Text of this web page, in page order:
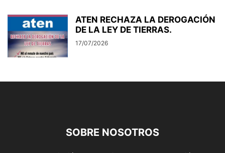
ATEN RECHAZA LA DEROGACIÓN
DE LA LEY DE TIERRAS.
17/07/2026
SOBRE NOSOTROS